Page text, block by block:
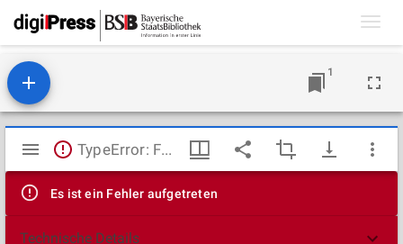
1
Mirador
Viewer
TypeError: Failed to fetch
Es ist ein Fehler aufgetreten
Technische Details